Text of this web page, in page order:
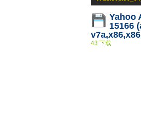
Yahoo
15166
43 下载